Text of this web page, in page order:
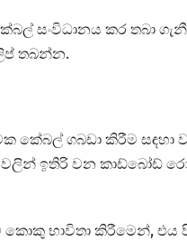
සංවිධානය කර තබා
තබන්න.
කේබල් ගබඩා කිරීම සඳහා
ඉතිරි වන කාඩ්බෝඩ්
භාවිතා කිරීමෙන්, එය